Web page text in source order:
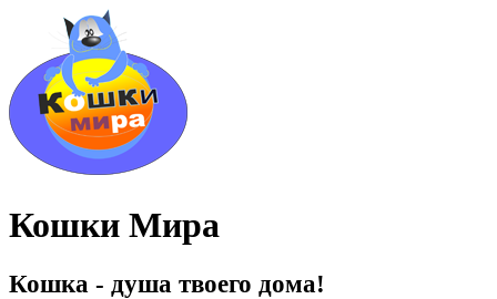
Кошки Мира
Кошка - душа твоего дома!